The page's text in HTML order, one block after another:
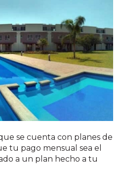
se cuenta con planes de
tu pago mensual sea el
a un plan hecho a tu